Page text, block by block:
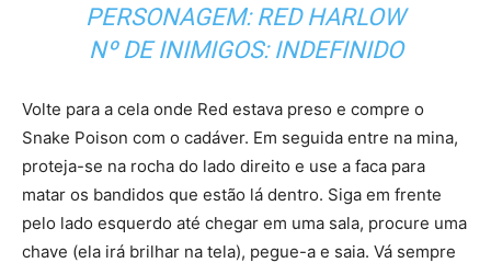
PERSONAGEM: RED HARLOW
Nº DE INIMIGOS: INDEFINIDO
Volte para a cela onde Red estava preso e compre o
Snake Poison com o cadáver. Em seguida entre na mina,
proteja-se na rocha do lado direito e use a faca para
matar os bandidos que estão lá dentro. Siga em frente
pelo lado esquerdo até chegar em uma sala, procure uma
chave (ela irá brilhar na tela), pegue-a e saia. Vá sempre